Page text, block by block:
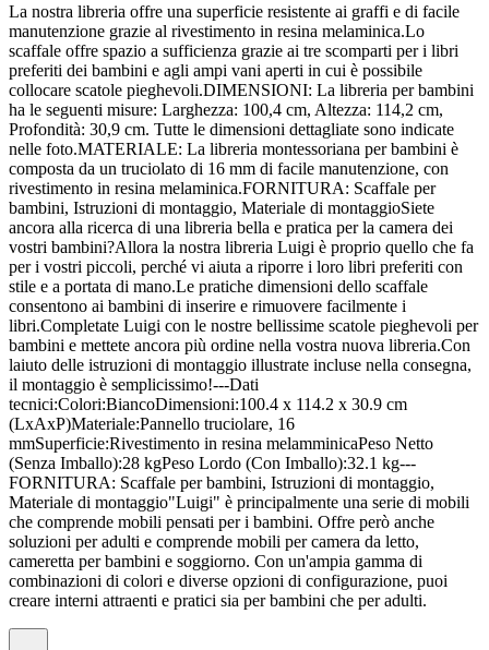
La nostra libreria offre una superficie resistente ai graffi e di facile
manutenzione grazie al rivestimento in resina melaminica.Lo
scaffale offre spazio a sufficienza grazie ai tre scomparti per i libri
preferiti dei bambini e agli ampi vani aperti in cui è possibile
collocare scatole pieghevoli.DIMENSIONI: La libreria per bambini
ha le seguenti misure: Larghezza: 100,4 cm, Altezza: 114,2 cm,
Profondità: 30,9 cm. Tutte le dimensioni dettagliate sono indicate
nelle foto.MATERIALE: La libreria montessoriana per bambini è
composta da un truciolato di 16 mm di facile manutenzione, con
rivestimento in resina melaminica.FORNITURA: Scaffale per
bambini, Istruzioni di montaggio, Materiale di montaggioSiete
ancora alla ricerca di una libreria bella e pratica per la camera dei
vostri bambini?Allora la nostra libreria Luigi è proprio quello che fa
per i vostri piccoli, perché vi aiuta a riporre i loro libri preferiti con
stile e a portata di mano.Le pratiche dimensioni dello scaffale
consentono ai bambini di inserire e rimuovere facilmente i
libri.Completate Luigi con le nostre bellissime scatole pieghevoli per
bambini e mettete ancora più ordine nella vostra nuova libreria.Con
laiuto delle istruzioni di montaggio illustrate incluse nella consegna,
il montaggio è semplicissimo!---Dati
tecnici:Colori:BiancoDimensioni:100.4 x 114.2 x 30.9 cm
(LxAxP)Materiale:Pannello truciolare, 16
mmSuperficie:Rivestimento in resina melamminicaPeso Netto
(Senza Imballo):28 kgPeso Lordo (Con Imballo):32.1 kg---
FORNITURA: Scaffale per bambini, Istruzioni di montaggio,
Materiale di montaggio"Luigi" è principalmente una serie di mobili
che comprende mobili pensati per i bambini. Offre però anche
soluzioni per adulti e comprende mobili per camera da letto,
cameretta per bambini e soggiorno. Con un'ampia gamma di
combinazioni di colori e diverse opzioni di configurazione, puoi
creare interni attraenti e pratici sia per bambini che per adulti.